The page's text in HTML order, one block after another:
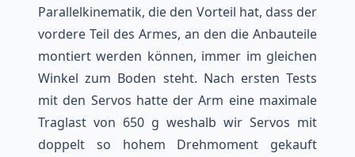
Parallelkinematik, die den Vorteil hat, dass der
vordere Teil des Armes, an den die Anbauteile
montiert werden können, immer im gleichen
Winkel zum Boden steht. Nach ersten Tests
mit den Servos hatte der Arm eine maximale
Traglast von 650 g weshalb wir Servos mit
doppelt so hohem Drehmoment gekauft